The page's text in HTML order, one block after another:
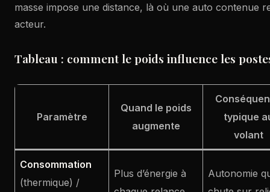
masse impose une distance, là où une auto contenue
acteur.
Tableau : comment le poids influence les
Paramètre
Quand le poids
augmente
typique
volant
Consommation
(thermique) /
Plus d’énergie à
Autonomie